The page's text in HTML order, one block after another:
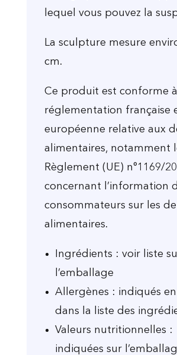
lequel vous pouvez la
La sculpture mesure
cm.
Ce produit est conforme
réglementation française
européenne relative aux
alimentaires, notamment
Règlement (UE) n°1169/
concernant l’information
consommateurs sur les
alimentaires.
Ingrédients : voir liste
l’emballage
Allergènes : indiqués
dans la liste des
Valeurs nutritionnelles :
indiquées sur